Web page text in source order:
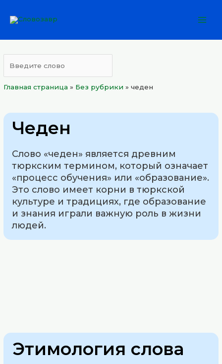
Главная страница » Без рубрики »чеден
Чеден
Слово «чеден» является древним
тюркским термином, который означает
«процесс обучения» или «образование».
Это слово имеет корни в тюркской
культуре и традициях, где образование
и знания играли важную роль в жизни
людей.
Этимология слова